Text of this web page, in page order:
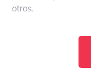
otros.